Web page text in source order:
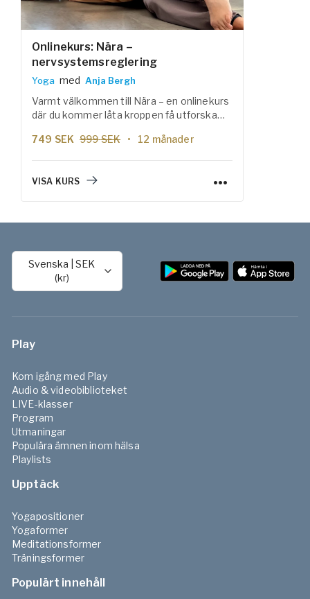
Onlinekurs: Nära –
nervsystemsreglering
Yoga med Anja Bergh
Varmt välkommen till Nära – en onlinekurs
där du kommer låta kroppen få utforska
till dig själv. Kursen innehåller sex delar där
kunniga och erfarna yogaläraren Anja
749 SEK 999SEK 12 månader
VISA KURS
Svenska |SEK
(kr)
Play
Kom igång med Play
Audio & videobiblioteket
LIVE-klasser
Program
Utmaningar
Populära ämnen inom hälsa
Playlists
Upptäck
Yogapositioner
Yogaformer
Meditationsformer
Träningsformer
Populärt innehåll